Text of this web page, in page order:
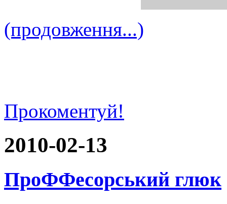
(продовження...)
Прокоментуй!
2010-02-13
ПроФФесорський глюк